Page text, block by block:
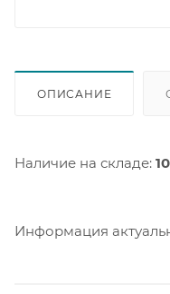
ОПИСАНИЕ
Наличие на складе:
Информация